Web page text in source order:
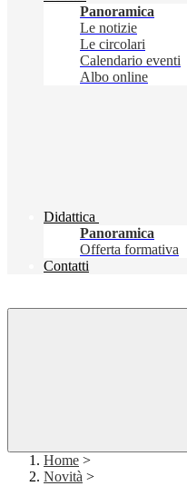
Panoramica
Le notizie
Le circolari
Calendario eventi
Albo online
Didattica
Panoramica
Offerta formativa
Contatti
Home >
Novità >